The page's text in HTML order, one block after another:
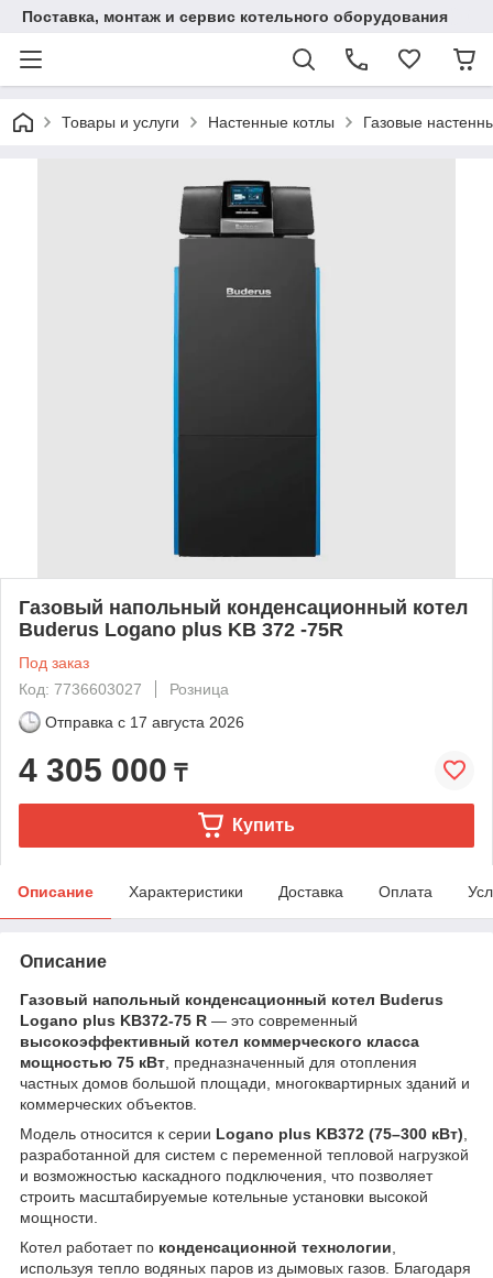
Поставка, монтаж и сервис котельного оборудования
Товары и услуги Настенные котлы Газовые
Газовый напольный конденсационный котел
Buderus Logano plus KB 372 -75R
Под заказ
Код: 7736603027
Розница
Отправка с 17 августа 2026
4 305 000 ₸
Купить
Описание Характеристики Доставка Оплата
Описание
Газовый напольный конденсационный котел Buderus
Logano plus KB372-75 R — это современный
высокоэффективный котел коммерческого класса
мощностью 75 кВт , предназначенный для отопления
частных домов большой площади, многоквартирных зданий и
коммерческих объектов.
Модель относится к серии Logano plus KB372 (75–300 кВт)
разработанной для систем с переменной тепловой нагрузкой
и возможностью каскадного подключения, что позволяет
строить масштабируемые котельные установки высокой
мощности.
Котел работает по конденсационной технологии
используя тепло водяных паров из дымовых газов. Благодаря